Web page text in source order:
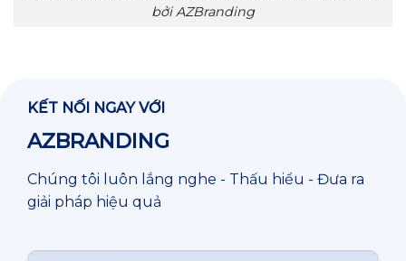
bởi AZBranding
KẾT NỐI NGAY VỚI
AZBRANDING
Chúng tôi luôn lắng nghe - Thấu hiểu - Đưa ra
giải pháp hiệu quả